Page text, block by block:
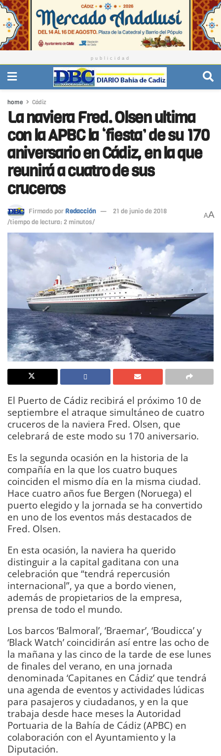
publicidad
home Cádiz
La naviera Fred. Olsen ultima
con la APBC la ‘fiesta’ de su 170
aniversario en Cádiz, en la que
reunirá a cuatro de sus
cruceros
Firmado por Redacción
21 de junio de 2018
/tiempo de lectura: 2 minutos/
AA
El Puerto de Cádiz recibirá el próximo 10 de
septiembre el atraque simultáneo de cuatro
cruceros de la naviera Fred. Olsen, que
celebrará de este modo su 170 aniversario.
Es la segunda ocasión en la historia de la
compañía en la que los cuatro buques
coinciden el mismo día en la misma ciudad.
Hace cuatro años fue Bergen (Noruega) el
puerto elegido y la jornada se ha convertido
en uno de los eventos más destacados de
Fred. Olsen.
En esta ocasión, la naviera ha querido
distinguir a la capital gaditana con una
celebración que “tendrá repercusión
internacional”, ya que a bordo vienen,
además de propietarios de la empresa,
prensa de todo el mundo.
Los barcos ‘Balmoral’, ‘Braemar’, ‘Boudicca’ y
‘Black Watch’ coincidirán así entre las ocho de
la mañana y las cinco de la tarde de ese lunes
de finales del verano, en una jornada
denominada ‘Capitanes en Cádiz’ que tendrá
una agenda de eventos y actividades lúdicas
para pasajeros y ciudadanos, y en la que
trabaja desde hace meses la Autoridad
Portuaria de la Bahía de Cádiz (APBC) en
colaboración con el Ayuntamiento y la
Diputación.